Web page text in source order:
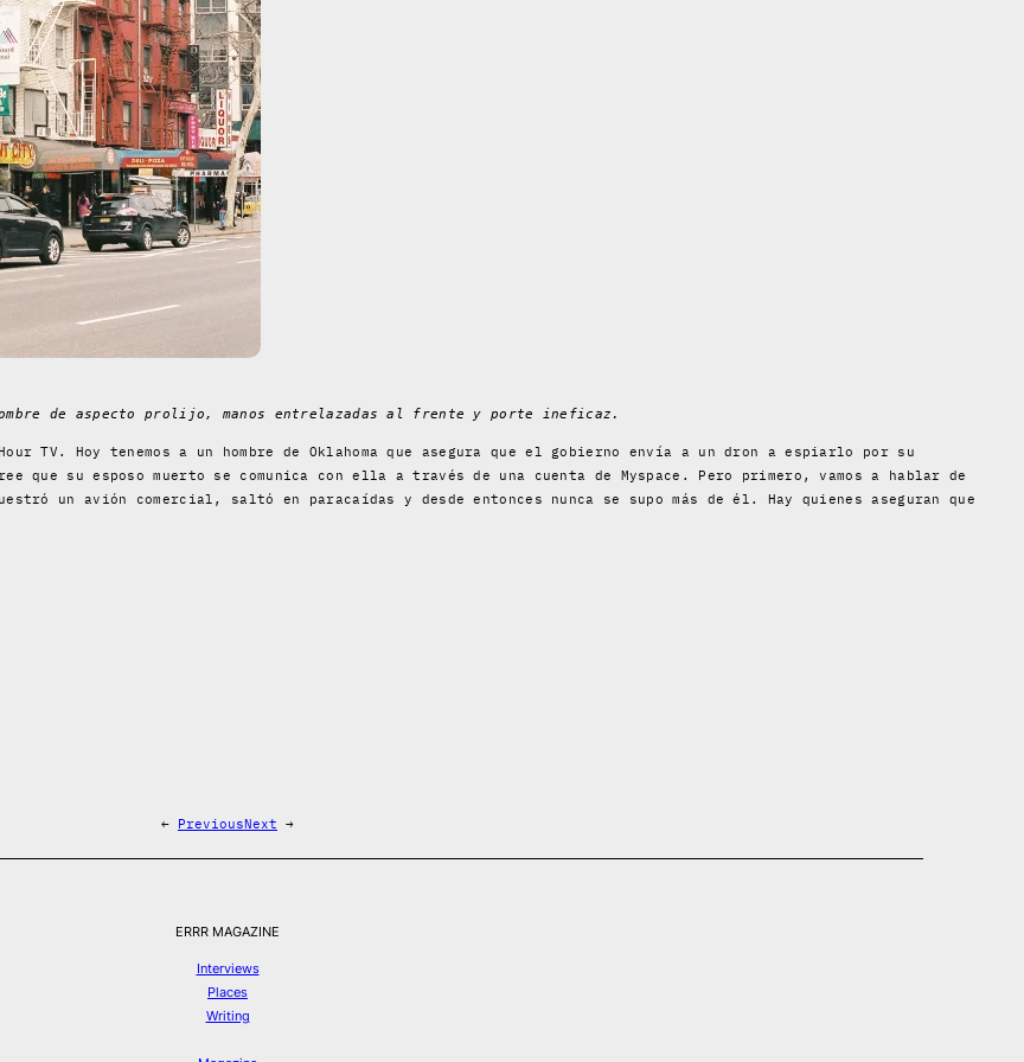
de aspecto prolijo, manos entrelazadas al frente y porte ineficaz.
TV. Hoy tenemos a un hombre de Oklahoma que asegura que el gobierno envía a un dron a espiarlo por su
que su esposo muerto se comunica con ella a través de una cuenta de Myspace. Pero primero, vamos a hablar de
un avión comercial, saltó en paracaídas y desde entonces nunca se supo más de él. Hay quienes aseguran que
← PreviousNext →
ERRR MAGAZINE
Interviews
Places
Writing